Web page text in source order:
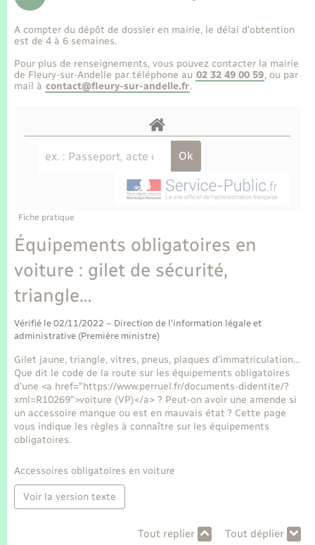
Etat-civil - Papiers - Citoyenneté
Mariage – PACS
Parrainage civil
Logement - Urbanisme
Nouvel habitant
Organisation d’événement
Sécurité - Prévention
Seniors
Transports
Transports scolaires
Voirie et espace public
Travaux - Autorisation d’occupation de l’espace
public
Compétences
Plan interactif
La Communauté de communes
A compter du dépôt de dossier en mairie, le délai d’obtention
est de 4 à 6 semaines.
Pour plus de renseignements, vous pouvez contacter la mairie
de Fleury-sur-Andelle par téléphone au 02 32 49 00 59, ou par
mail à contact@fleury-sur-andelle.fr.
Fiche pratique
Équipements obligatoires en
voiture : gilet de sécurité,
triangle…
Vérifié le 02/11/2022 – Direction de l'information légale et
administrative (Première ministre)
Gilet jaune, triangle, vitres, pneus, plaques d’immatriculation…
Que dit le code de la route sur les équipements obligatoires
d'une <a href="https://www.perruel.fr/documents-didentite/?
xml=R10269">voiture (VP)</a> ? Peut-on avoir une amende si
un accessoire manque ou est en mauvais état ? Cette page
vous indique les règles à connaître sur les équipements
obligatoires.
Accessoires obligatoires en voiture
Voir la version texte
Tout replier Tout déplier